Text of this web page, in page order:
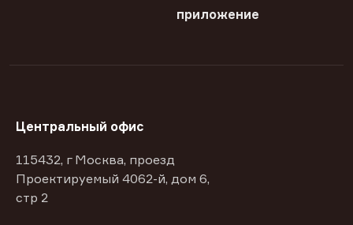
приложение
Центральный офис
115432, г Москва, проезд
Проектируемый 4062-й, дом 6,
стр 2